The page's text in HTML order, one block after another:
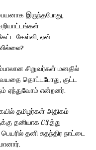
இருந்தபோது,
கேள்வி, ஏன்
சிறுவர்கள் மனதில்
வயதை தொட்டபோது, குட்ட
ஏந்துவோம் என்றனர்.
தமிழர்கள் அதிகம்
தனியாக பிரித்து
தனி சுதந்திர நாட்டை